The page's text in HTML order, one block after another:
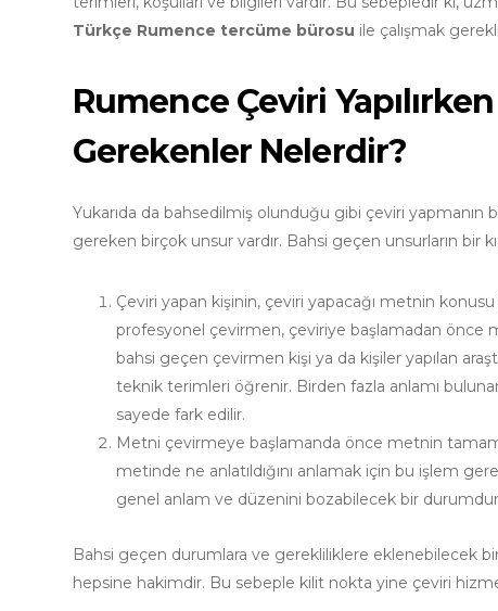
Türkçe Rumence tercüme bürosu ile çalışmak
Rumence Çeviri
Gerekenler Nelerdir?
Yukarıda da bahsedilmiş olunduğu gibi çeviri yapmanın
gereken birçok unsur vardır. Bahsi geçen unsurların bir
Çeviri yapan kişinin, çeviri yapacağı metnin
profesyonel çevirmen, çeviriye başlamadan önce
bahsi geçen çevirmen kişi ya da kişiler yapılan
teknik terimleri öğrenir. Birden fazla anlamı
sayede fark edilir.
Metni çevirmeye başlamanda önce metnin
metinde ne anlatıldığını anlamak için bu işlem
genel anlam ve düzenini bozabilecek bir
Bahsi geçen durumlara ve gerekliliklere eklenebilecek
hepsine hakimdir. Bu sebeple kilit nokta yine çeviri